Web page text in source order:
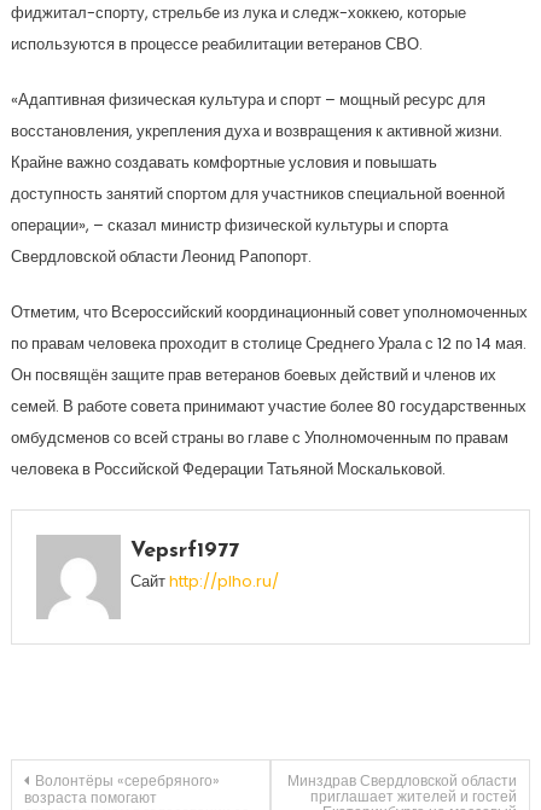
фиджитал-спорту, стрельбе из лука и следж-хоккею, которые
используются в процессе реабилитации ветеранов СВО.
«Адаптивная физическая культура и спорт – мощный ресурс для
восстановления, укрепления духа и возвращения к активной жизни.
Крайне важно создавать комфортные условия и повышать
доступность занятий спортом для участников специальной военной
операции», – сказал министр физической культуры и спорта
Свердловской области Леонид Рапопорт.
Отметим, что Всероссийский координационный совет уполномоченных
по правам человека проходит в столице Среднего Урала с 12 по 14 мая.
Он посвящён защите прав ветеранов боевых действий и членов их
семей. В работе совета принимают участие более 80 государственных
омбудсменов со всей страны во главе с Уполномоченным по правам
человека в Российской Федерации Татьяной Москальковой.
Vepsrf1977
Сайтhttp://plho.ru/
Навигация
Волонтёры «серебряного»
возраста помогают
Минздрав Свердловской области
приглашает жителей и гостей